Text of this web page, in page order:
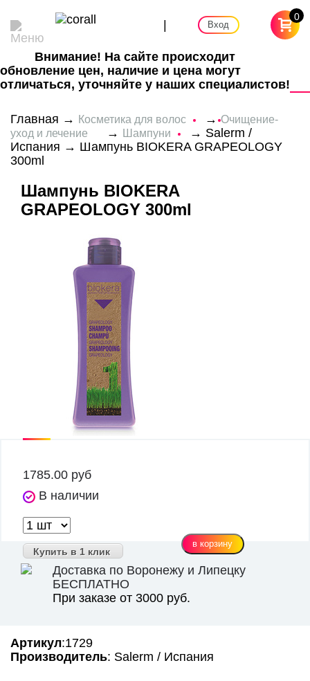
| Вход
0
Внимание! На сайте происходит
обновление цен, наличие и цена могут
отличаться, уточняйте у наших специалистов!
Главная → Косметика для волос →Очищение-
уход и лечение
→ Шампуни → Salerm /
Испания → Шампунь BIOKERA GRAPEOLOGY
300ml
Шампунь BIOKERA
GRAPEOLOGY 300ml
1785.00 руб
В наличии
Купить в 1 клик
Доставка по Воронежу и Липецку
БЕСПЛАТНО
При заказе от 3000 руб.
Артикул:1729
Производитель: Salerm / Испания